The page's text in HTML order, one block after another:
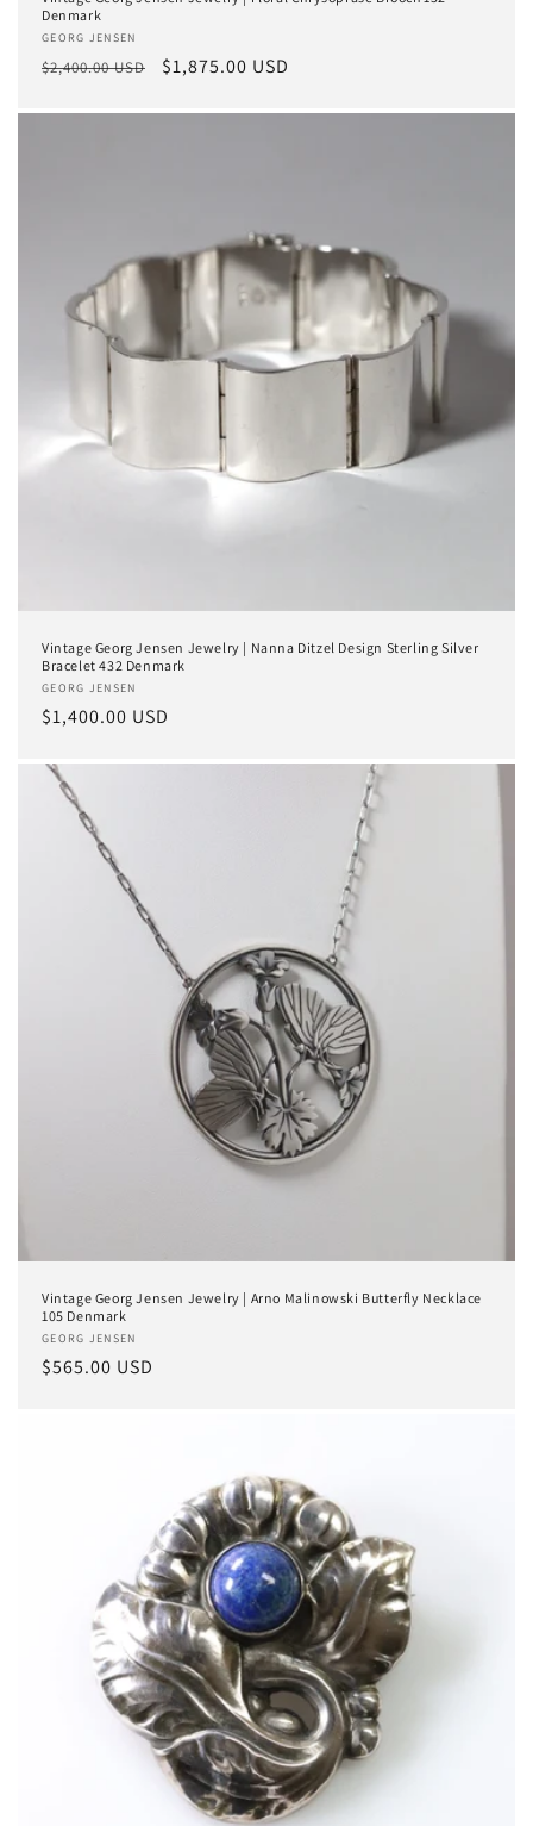
Denmark
Anbieter:
GEORG JENSEN
Normaler
$2,400.00 USD Verkaufspreis
$1,875.00 USD
Vintage Georg Jensen Jewelry | Nanna Ditzel Design Sterling Silver
Bracelet 432 Denmark
Anbieter:
GEORG JENSEN
Normaler
$1,400.00 USD
Vintage Georg Jensen Jewelry | Arno Malinowski Butterfly Necklace
105 Denmark
Anbieter:
GEORG JENSEN
Normaler
$565.00 USD